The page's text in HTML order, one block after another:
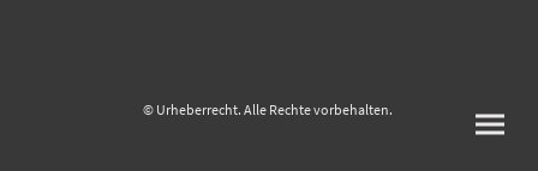
© Urheberrecht. Alle Rechte vorbehalten.